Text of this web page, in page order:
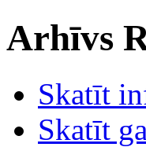
Arhīvs
Skatīt
Skatīt